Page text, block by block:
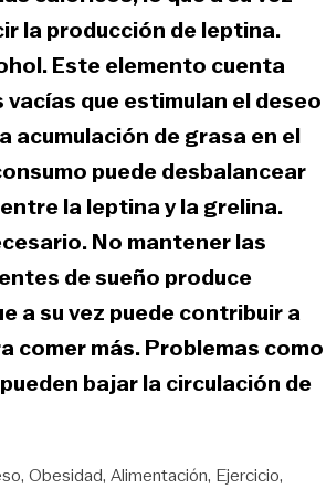
la producción de leptina.
Este elemento cuenta
que estimulan el deseo
acumulación de grasa en el
puede desbalancear
la leptina y la grelina.
No mantener las
de sueño produce
a su vez puede contribuir a
comer más. Problemas como
bajar la circulación de
Obesidad Alimentación Ejercicio